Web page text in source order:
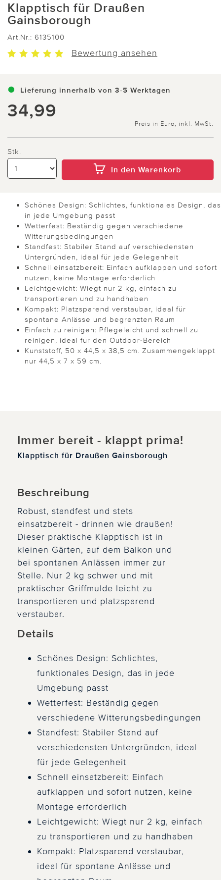
Klapptisch für Draußen
Gainsborough
Art.Nr.: 6135100
Bewertung ansehen
Lieferung innerhalb von 3-5 Werktagen
34,99
Preis in Euro, inkl. MwSt.
Stk.
In den Warenkorb
Schönes Design: Schlichtes, funktionales Design, das
in jede Umgebung passt
Wetterfest: Beständig gegen verschiedene
Witterungsbedingungen
Standfest: Stabiler Stand auf verschiedensten
Untergründen, ideal für jede Gelegenheit
Schnell einsatzbereit: Einfach aufklappen und sofort
nutzen, keine Montage erforderlich
Leichtgewicht: Wiegt nur 2 kg, einfach zu
transportieren und zu handhaben
Kompakt: Platzsparend verstaubar, ideal für
spontane Anlässe und begrenzten Raum
Einfach zu reinigen: Pflegeleicht und schnell zu
reinigen, ideal für den Outdoor-Bereich
Kunststoff, 50 x 44,5 x 38,5 cm. Zusammengeklappt
nur 44,5 x 7 x 59 cm.
Immer bereit - klappt prima!
Klapptisch für Draußen Gainsborough
Beschreibung
Robust, standfest und stets
einsatzbereit - drinnen wie draußen!
Dieser praktische Klapptisch ist in
kleinen Gärten, auf dem Balkon und
bei spontanen Anlässen immer zur
Stelle. Nur 2 kg schwer und mit
praktischer Griffmulde leicht zu
transportieren und platzsparend
verstaubar.
Details
Schönes Design: Schlichtes,
funktionales Design, das in jede
Umgebung passt
Wetterfest: Beständig gegen
verschiedene Witterungsbedingungen
Standfest: Stabiler Stand auf
verschiedensten Untergründen, ideal
für jede Gelegenheit
Schnell einsatzbereit: Einfach
aufklappen und sofort nutzen, keine
Montage erforderlich
Leichtgewicht: Wiegt nur 2 kg, einfach
zu transportieren und zu handhaben
Kompakt: Platzsparend verstaubar,
ideal für spontane Anlässe und